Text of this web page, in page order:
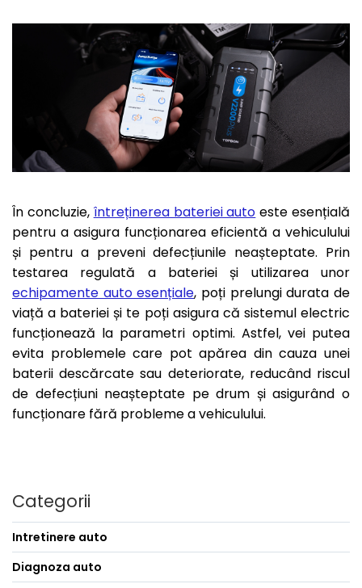
În concluzie, întreținerea bateriei auto este esențială
pentru a asigura funcționarea eficientă a vehiculului
și pentru a preveni defecțiunile neașteptate. Prin
testarea regulată a bateriei și utilizarea unor
echipamente auto esențiale, poți prelungi durata de
viață a bateriei și te poți asigura că sistemul electric
funcționează la parametri optimi. Astfel, vei putea
evita problemele care pot apărea din cauza unei
baterii descărcate sau deteriorate, reducând riscul
de defecțiuni neașteptate pe drum și asigurând o
funcționare fără probleme a vehiculului.
Categorii
Intretinere auto
Diagnoza auto